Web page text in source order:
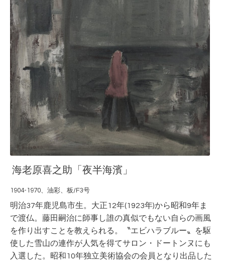
海老原喜之助「夜半海濱」
1904-1970、油彩、板/F3号
明治37年鹿児島市生。大正12年(1923年)から昭和9年ま
で渡仏。藤田嗣治に師事し誰の真似でもない自らの画風
を作り出すことを教えられる。〝エビハラブルー〟を駆
使した雪山の連作が人気を得てサロン・ドートンヌにも
入選した。昭和10年独立美術協会の会員となり出品した